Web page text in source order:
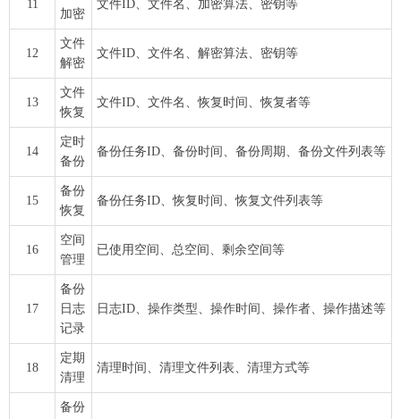
11
加密
文件ID、文件名、加密算法、密钥等
12
文件
解密
文件ID、文件名、解密算法、密钥等
13
文件
恢复
文件ID、文件名、恢复时间、恢复者等
14
定时
备份
备份任务ID、备份时间、备份周期、备份文件列表等
15
备份
恢复
备份任务ID、恢复时间、恢复文件列表等
16
空间
管理
已使用空间、总空间、剩余空间等
17
备份
日志
记录
日志ID、操作类型、操作时间、操作者、操作描述等
18
定期
清理
清理时间、清理文件列表、清理方式等
备份